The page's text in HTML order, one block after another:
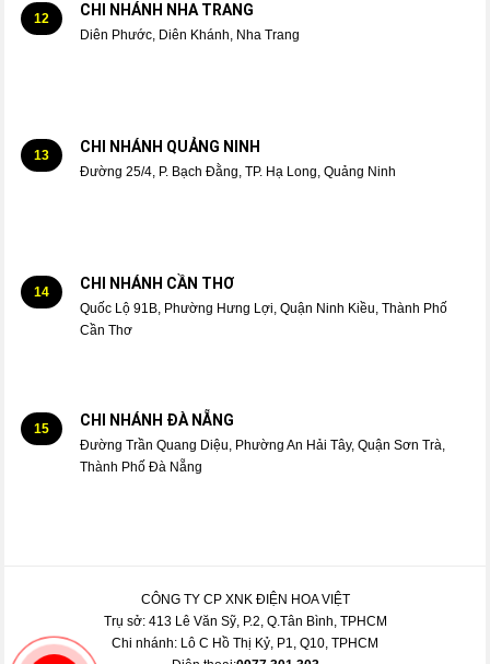
12 CHI NHÁNH NHA TRANG
Diên Phước, Diên Khánh, Nha Trang
13 CHI NHÁNH QUẢNG NINH
Đường 25/4, P. Bạch Đằng, TP. Hạ Long, Quảng Ninh
14 CHI NHÁNH CẦN THƠ
Quốc Lộ 91B, Phường Hưng Lợi, Quận Ninh Kiều, Thành Phố
Cần Thơ
15 CHI NHÁNH ĐÀ NẴNG
Đường Trần Quang Diệu, Phường An Hải Tây, Quận Sơn Trà,
Thành Phố Đà Nẵng
CÔNG TY CP XNK ĐIỆN HOA VIỆT
Trụ sở: 413 Lê Văn Sỹ, P.2, Q.Tân Bình, TPHCM
Chi nhánh: Lô C Hồ Thị Kỷ, P1, Q10, TPHCM